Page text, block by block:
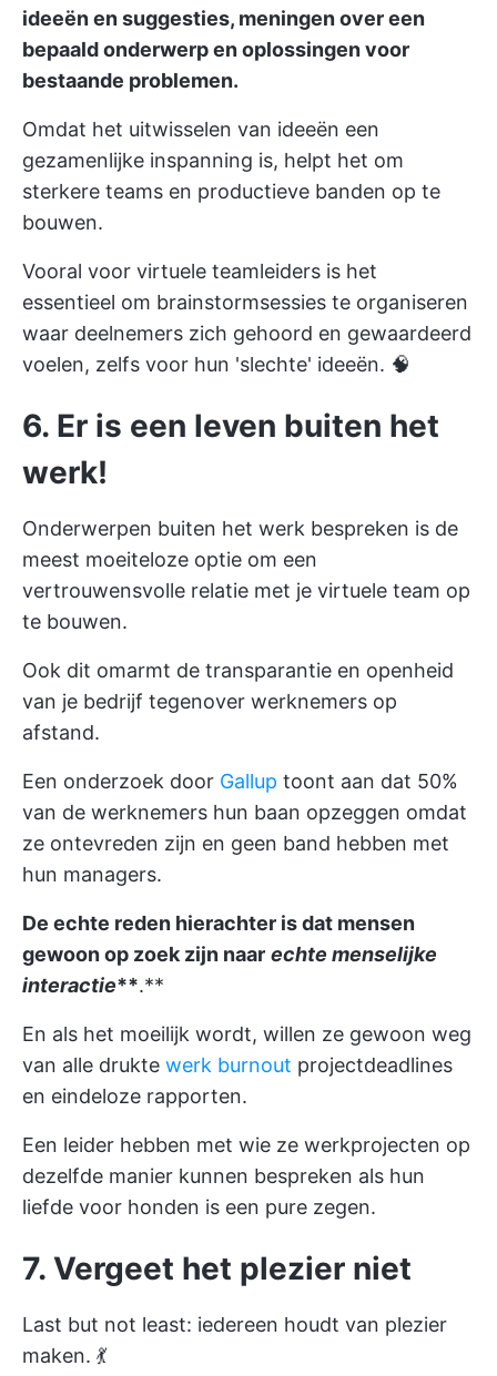
ideeën en suggesties, meningen over een
bepaald onderwerp en oplossingen voor
bestaande problemen.
Omdat het uitwisselen van ideeën een
gezamenlijke inspanning is, helpt het om
sterkere teams en productieve banden op te
bouwen.
Vooral voor virtuele teamleiders is het
essentieel om brainstormsessies te organiseren
waar deelnemers zich gehoord en gewaardeerd
voelen, zelfs voor hun 'slechte' ideeën. 🧠
6. Er is een leven buiten het
werk!
Onderwerpen buiten het werk bespreken is de
meest moeiteloze optie om een
vertrouwensvolle relatie met je virtuele team op
te bouwen.
Ook dit omarmt de transparantie en openheid
van je bedrijf tegenover werknemers op
afstand.
Een onderzoek door Gallup toont aan dat 50%
van de werknemers hun baan opzeggen omdat
ze ontevreden zijn en geen band hebben met
hun managers.
De echte reden hierachter is dat mensen
gewoon op zoek zijn naar echte menselijke
interactie**.**
En als het moeilijk wordt, willen ze gewoon weg
van alle drukte werk burnout projectdeadlines
en eindeloze rapporten.
Een leider hebben met wie ze werkprojecten op
dezelfde manier kunnen bespreken als hun
liefde voor honden is een pure zegen.
7. Vergeet het plezier niet
Last but not least: iedereen houdt van plezier
maken. 💃